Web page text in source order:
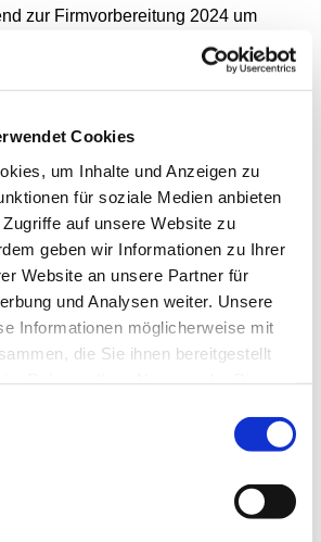
Cookies
um Inhalte und Anzeigen zu
für soziale Medien anbieten
auf unsere Website zu
geben wir Informationen zu Ihrer
Website an unsere Partner für
und Analysen weiter. Unsere
Informationen möglicherweise mit
die Sie ihnen bereitgestellt
zur Firmvorbereitung 2024 um
Vorjahren, zu einem Vortrag mit
und Redner Michael Ragg ein.
unter dem Titel „Furcht gibt es
darüber, wo begründete Vorsicht
Angst beginnt. Der
Anmeldung nicht erforderlich,
Uhr im Pfarrsaal.
ist Pfarreiratssitzung um